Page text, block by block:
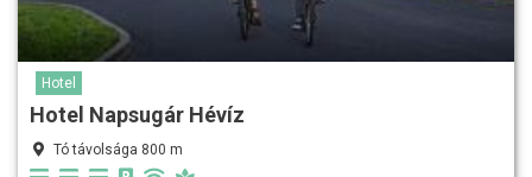
Hotel
Hotel Napsugár Hévíz
Tó távolsága 800 m